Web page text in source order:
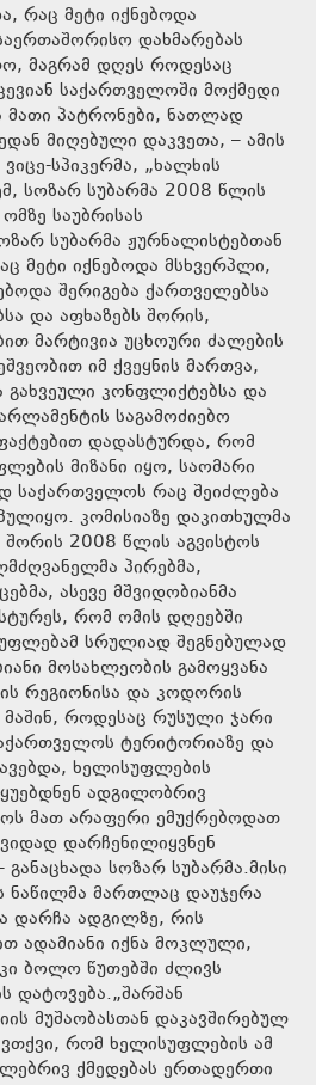
რაც მეტი იქნებოდა
დახმარებას
მაგრამ დღეს როდესაც
საქართველოში მოქმედი
მათი პატრონები, ნათლად
მიღებული დაკვეთა, – ამის
სპიკერმა, „ხალხის
სოზარ სუბარმა 2008 წლის
საუბრისას
სუბარმა ჟურნალისტებთან
მეტი იქნებოდა მსხვერპლი,
შერიგება ქართველებსა
და აფხაზებს შორის,
მარტივია უცხოური ძალების
იმ ქვეყნის მართვა,
კონფლიქტებსა და
საგამოძიებო
დადასტურდა, რომ
მიზანი იყო, საომარი
საქართველოს რაც შეიძლება
კომისიაზე დაკითხულმა
2008 წლის აგვისტოს
პირებმა,
ასევე მშვიდობიანმა
რომ ომის დღეებში
სრულიად შეგნებულად
მოსახლეობის გამოყვანა
რეგიონისა და კოდორის
როდესაც რუსული ჯარი
ტერიტორიაზე და
ხელისუფლების
ადგილობრივ
მათ არაფერი ემუქრებოდათ
დარჩენილიყვნენ
სოზარ სუბარმა.მისი
მართლაც დაუჯერა
დარჩა ადგილზე, რის
ადამიანი იქნა მოკლული,
ბოლო წუთებში ძლივს
დატოვება.„შარშან
მუშაობასთან დაკავშირებულ
რომ ხელისუფლების ამ
ქმედებას ერთადერთი